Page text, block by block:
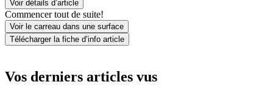
Voir détails d’article
Commencer tout de suite!
Voir le carreau dans une surface
Télécharger la fiche d’info article
Vos derniers articles vus